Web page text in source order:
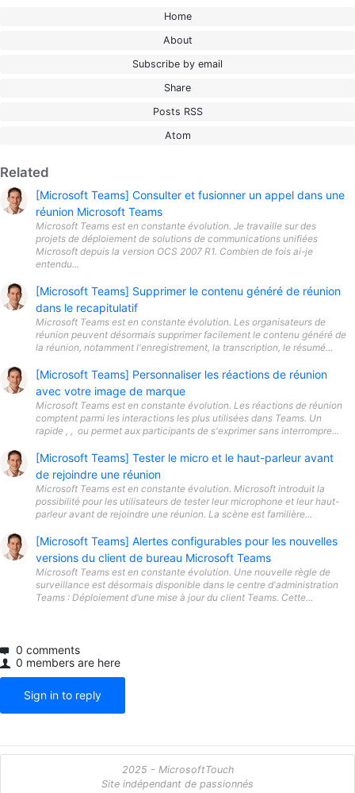
Home
About
Subscribe by email
Share
Posts RSS
Atom
Related
[Microsoft Teams] Consulter et fusionner un appel dans une
réunion Microsoft Teams
Microsoft Teams est en constante évolution. Je travaille sur des
projets de déploiement de solutions de communications unifiées
Microsoft depuis la version OCS 2007 R1. Combien de fois ai-je
entendu...
[Microsoft Teams] Supprimer le contenu généré de réunion
dans le recapitulatif
Microsoft Teams est en constante évolution. Les organisateurs de
réunion peuvent désormais supprimer facilement le contenu généré de
la réunion, notamment l'enregistrement, la transcription, le résumé...
[Microsoft Teams] Personnaliser les réactions de réunion
avec votre image de marque
Microsoft Teams est en constante évolution. Les réactions de réunion
comptent parmi les interactions les plus utilisées dans Teams. Un
rapide , , ️ ou permet aux participants de s'exprimer sans interrompre...
[Microsoft Teams] Tester le micro et le haut-parleur avant
de rejoindre une réunion
Microsoft Teams est en constante évolution. Microsoft introduit la
possibilité pour les utilisateurs de tester leur microphone et leur haut-
parleur avant de rejoindre une réunion. La scène est familière...
[Microsoft Teams] Alertes configurables pour les nouvelles
versions du client de bureau Microsoft Teams
Microsoft Teams est en constante évolution. Une nouvelle règle de
surveillance est désormais disponible dans le centre d'administration
Teams : Déploiement d’une mise à jour du client Teams. Cette...
0 comments
0 members are here
Sign in to reply
2025 - MicrosoftTouch
Site indépendant de passionnés